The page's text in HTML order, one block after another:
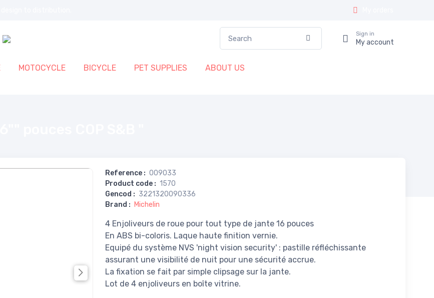
Sign in
My account
MOTOCYCLE BICYCLE PET SUPPLIES ABOUT US
Reference : 009033
Product code : 1570
Gencod : 3221320090336
Brand : Michelin
4 Enjoliveurs de roue pour tout type de jante 16 pouces
En ABS bi-coloris. Laque haute finition vernie.
Equipé du système NVS 'night vision security' : pastille réfléchissante
assurant une visibilité de nuit pour une sécurité accrue.
La fixation se fait par simple clipsage sur la jante.
Lot de 4 enjoliveurs en boîte vitrine.